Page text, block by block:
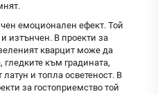
емоционален ефект. Той
изтънчен. В проекти за
кварцит може да
към градината,
и топла осветеност. В
за гостоприемство той